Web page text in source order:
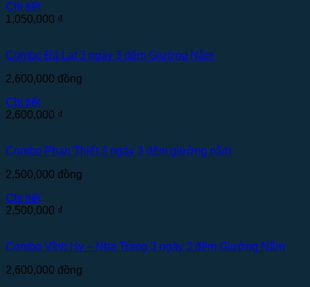
Chi tiết
1,050,000 ₫
Combo Đà Lạt 3 ngày 3 đêm Giường Nằm
2,600,000 đồng
Chi tiết
2,600,000 ₫
Combo Phan Thiết 3 ngày 3 đêm giường nằm
2,500,000 đồng
Chi tiết
2,500,000 ₫
Combo Vĩnh Hy – Nha Trang 3 ngày 3 đêm Giường Nằm
2,600,000 đồng